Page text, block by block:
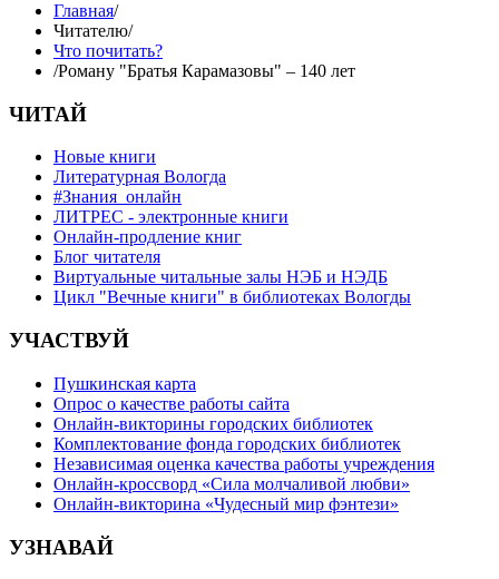
Главная/
Читателю/
Что почитать?
/Роману "Братья Карамазовы" – 140 лет
ЧИТАЙ
Новые книги
Литературная Вологда
#Знания_онлайн
ЛИТРЕС - электронные книги
Онлайн-продление книг
Блог читателя
Виртуальные читальные залы НЭБ и НЭДБ
Цикл "Вечные книги" в библиотеках Вологды
УЧАСТВУЙ
Пушкинская карта
Опрос о качестве работы сайта
Онлайн-викторины городских библиотек
Комплектование фонда городских библиотек
Независимая оценка качества работы учреждения
Онлайн-кроссворд «Сила молчаливой любви»
Онлайн-викторина «Чудесный мир фэнтези»
УЗНАВАЙ